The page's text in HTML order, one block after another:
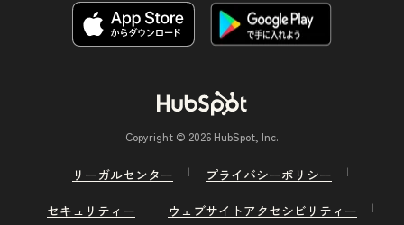
Copyright © 2026 HubSpot, Inc.
リーガルセンター
プライバシーポリシー
セキュリティー
ウェブサイトアクセシビリティー